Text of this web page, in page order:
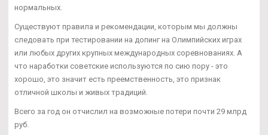
нормальных.
Существуют правила и рекомендации, которым мы должны
следовать при тестировании на допинг на Олимпийских играх
или любых других крупных международных соревнованиях. А
что наработки советские используются по сию пору - это
хорошо, это значит есть преемственность, это признак
отличной школы и живых традиций.
Всего за год он отчислил на возможные потери почти 29 млрд
руб.